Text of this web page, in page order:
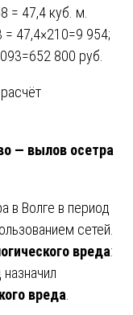
= 47,4 куб. м.
= 47,4×210=9 954;
800 руб.
— вылов осетра
в Волге в период
сетей.
вреда:
вреда